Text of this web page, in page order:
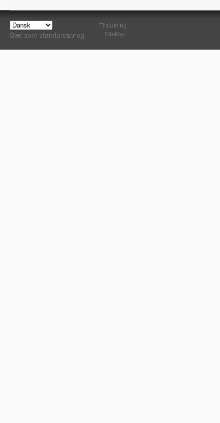
Sæt som standardsprog
Tilslutning
SiteMap